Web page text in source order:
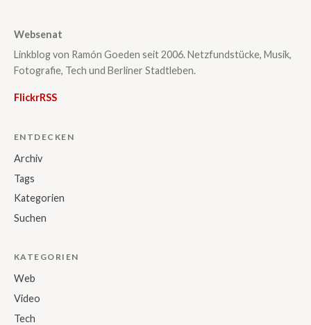
Websenat
Linkblog von Ramón Goeden seit 2006. Netzfundstücke, Musik,
Fotografie, Tech und Berliner Stadtleben.
FlickrRSS
ENTDECKEN
Archiv
Tags
Kategorien
Suchen
KATEGORIEN
Web
Video
Tech